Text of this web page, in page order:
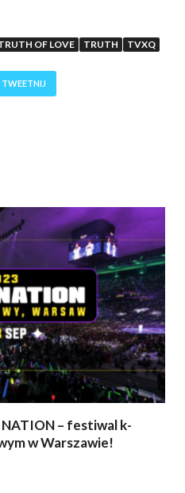
OF LOVE TRUTH TVXQ
TWEETNIJ
– festiwal k-
w Warszawie!